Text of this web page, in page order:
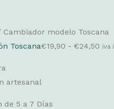
Cambiador modelo Toscana
Toscana€19,90 - €24,50 iva
artesanal
de 5 a 7 Días